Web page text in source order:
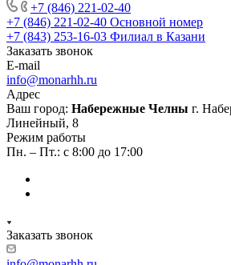
+7 (846) 221-02-40
+7 (846) 221-02-40 Основной номер
+7 (843) 253-16-03 Филиал в Казани
Заказать звонок
E-mail
info@monarhh.ru
Адрес
Ваш город: Набережные Челны г.
Линейный, 8
Режим работы
Пн. – Пт.: с 8:00 до 17:00
Заказать звонок